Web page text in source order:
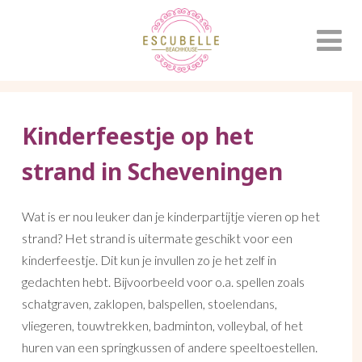
Kinderfeestje op het
strand in Scheveningen
Wat is er nou leuker dan je kinderpartijtje vieren op het
strand? Het strand is uitermate geschikt voor een
kinderfeestje. Dit kun je invullen zo je het zelf in
gedachten hebt. Bijvoorbeeld voor o.a. spellen zoals
schatgraven, zaklopen, balspellen, stoelendans,
vliegeren, touwtrekken, badminton, volleybal, of het
huren van een springkussen of andere speeltoestellen.